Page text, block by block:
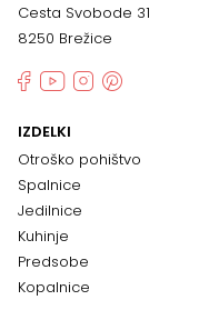
Cesta Svobode 31
8250 Brežice
IZDELKI
Otroško pohištvo
Spalnice
Jedilnice
Kuhinje
Predsobe
Kopalnice